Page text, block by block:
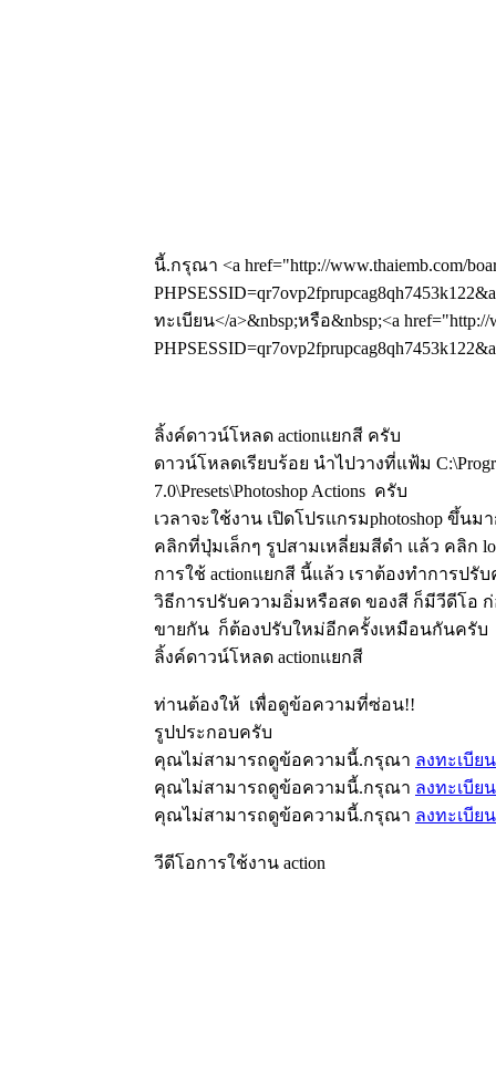
นี้.กรุณา <a href="http://www.thaiemb.com/
ทะเบียน</a>&nbsp;หรือ&nbsp;<a href="http://
ลิ้งค์ดาวน์โหลด actionแยกสี ครับ
ดาวน์โหลดเรียบร้อย นำไปวางที่แฟ้ม
7.0\Presets\Photoshop Actions ครับ
เวลาจะใช้งาน เปิดโปรแกรมphotoshop ขึ้น
คลิกที่ปุ่มเล็กๆ รูปสามเหลี่ยมสีดำ แล้ว คลิก
การใช้ actionแยกสี นี้แล้ว เราต้องทำการป
วิธีการปรับความอิ่มหรือสด ของสี ก็มีวีดีโอ
ขายกัน ก็ต้องปรับใหม่อีกครั้งเหมือนกันครับ
ลิ้งค์ดาวน์โหลด actionแยกสี
ท่านต้องให้ เพื่อดูข้อความที่ซ่อน!!
รูปประกอบครับ
คุณไม่สามารถดูข้อความนี้.กรุณา ลงทะเบียน
คุณไม่สามารถดูข้อความนี้.กรุณา ลงทะเบียน
คุณไม่สามารถดูข้อความนี้.กรุณา ลงทะเบียน
วีดีโอการใช้งาน action